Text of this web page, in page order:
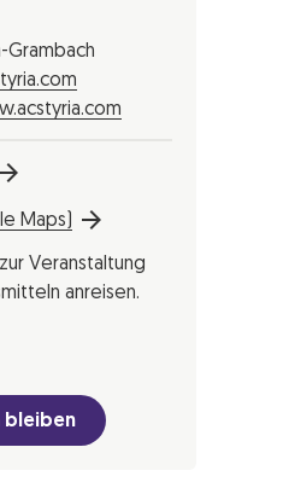
Grambach
Maps)
Veranstaltung
anreisen.
bleiben